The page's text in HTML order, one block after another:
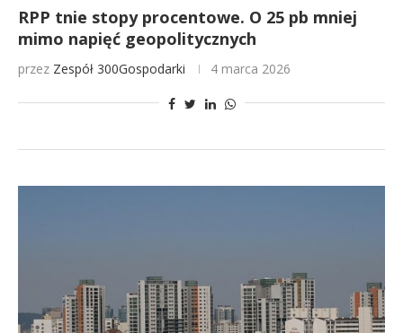
RPP tnie stopy procentowe. O 25 pb mniej
mimo napięć geopolitycznych
przez Zespół 300Gospodarki 4 marca 2026